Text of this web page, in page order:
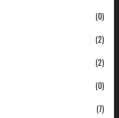
(0)
(2)
(2)
(0)
(7)